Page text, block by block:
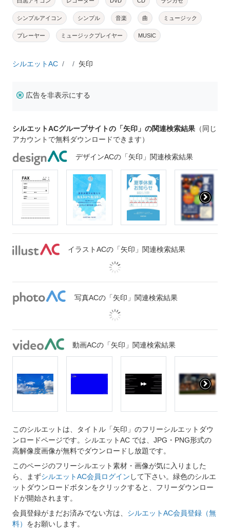
シンプルアイコン シンプル 音楽 曲 ミュージック
プレーヤー ミュージックプレイヤー MUSIC
シルエットAC 矢印
広告を非表示にする
シルエットACグループサイトの「矢印」の関連検索結果 （同じ
アカウントで無料ダウンロードできます）
デザインACの「矢印」関連検索結果
イラストACの「矢印」関連検索結果
写真ACの「矢印」関連検索結果
動画ACの「矢印」関連検索結果
このシルエットは、タイトル「矢印」のフリーシルエットダウ
ンロードページです。シルエットAC では、JPG・PNG形式の
高解像度画像が無料でダウンロードし放題です。
このページのフリーシルエット素材・画像が気に入りました
ら、まずシルエットAC会員ログイン して下さい。緑色のシルエ
ットダウンロードボタンをクリックすると、フリーダウンロー
ドが開始されます。
会員登録がまだお済みでない方は、 シルエットAC会員登録（無
料） をお願いします。